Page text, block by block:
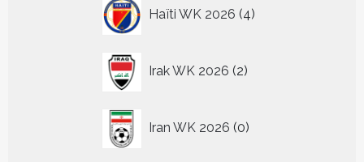
Haïti WK 2026 4
producten
Irak WK 2026 2
producten
Iran WK 2026 0
producten